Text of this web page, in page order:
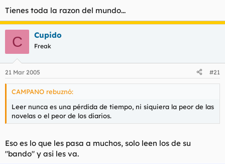
Tienes toda la razon del mundo...
C Cupido
Freak
21 Mar 2005 #21
CAMPANO rebuznó:
Leer nunca es una pérdida de tiempo, ni siquiera la peor de las
novelas o el peor de los diarios.
Eso es lo que les pasa a muchos, solo leen los de su
"bando" y asi les va.